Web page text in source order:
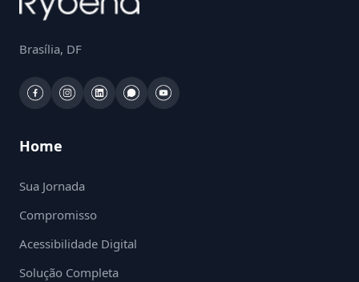
Brasília, DF
Home
Sua Jornada
Compromisso
Acessibilidade Digital
Solução Completa